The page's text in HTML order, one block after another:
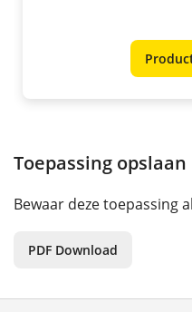
Toepassing opslaan
Bewaar deze toepassing
PDF Download